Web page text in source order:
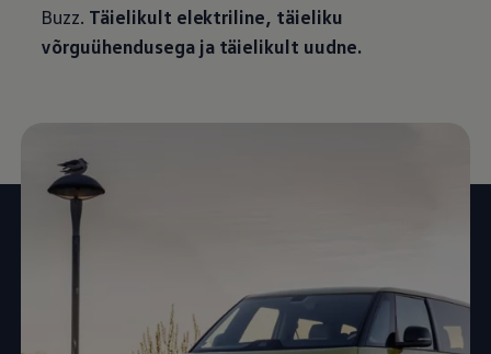
Buzz. Täielikult elektriline, täieliku
võrguühendusega ja täielikult uudne.